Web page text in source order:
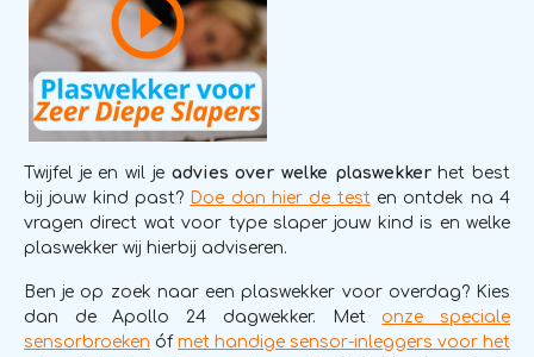
Twijfel je en wil je advies over welke plaswekkerhet best
bij jouw kind past? Doe dan hier de testen ontdek na 4
vragen direct wat voor type slaper jouw kind is en welke
plaswekker wij hierbij adviseren.
Ben je op zoek naar een plaswekker voor overdag? Kies
dan de Apollo 24 dagwekker. Met onze speciale
sensorbroeken óf met handige sensor-inleggers voor het